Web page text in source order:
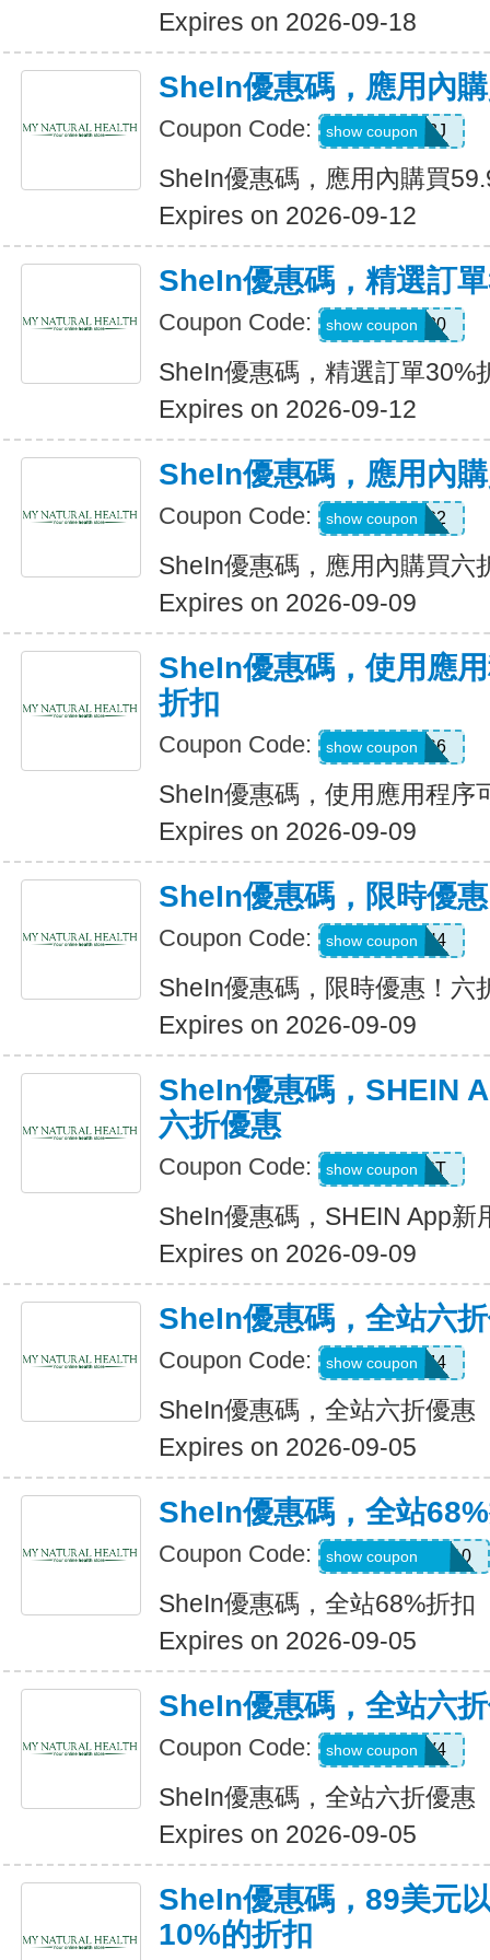
Expires on 2026-09-18
SheIn優惠碼，應用內
Coupon Code: VJTWP3J
show coupon
SheIn優惠碼，應用內購買
Expires on 2026-09-12
SheIn優惠碼，精選訂
Coupon Code: AFFCOS30
show coupon
SheIn優惠碼，精選訂單30%
Expires on 2026-09-12
SheIn優惠碼，應用內
Coupon Code: B23FDG2
show coupon
SheIn優惠碼，應用內購買六
Expires on 2026-09-09
SheIn優惠碼，使用應
折扣
Coupon Code: 295KHS6
show coupon
SheIn優惠碼，使用應用程序
Expires on 2026-09-09
SheIn優惠碼，限時優
Coupon Code: HFNH4
show coupon
SheIn優惠碼，限時優惠！六
Expires on 2026-09-09
SheIn優惠碼，SHEIN
六折優惠
Coupon Code: D4K6T
show coupon
SheIn優惠碼，SHEIN App新
Expires on 2026-09-09
SheIn優惠碼，全站六
Coupon Code: V3A44
show coupon
SheIn優惠碼，全站六折優惠
Expires on 2026-09-05
SheIn優惠碼，全站
Coupon Code: uguszx26042210
show coupon
SheIn優惠碼，全站68%折扣
Expires on 2026-09-05
SheIn優惠碼，全站六
Coupon Code: LS8V4
show coupon
SheIn優惠碼，全站六折優惠
Expires on 2026-09-05
SheIn優惠碼，89美元
10%的折扣